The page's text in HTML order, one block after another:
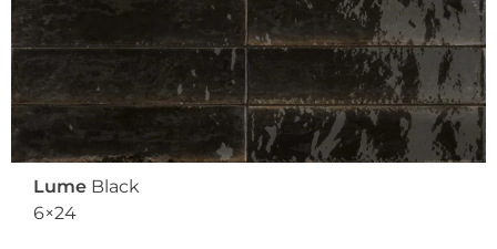
Lume Black
6×24